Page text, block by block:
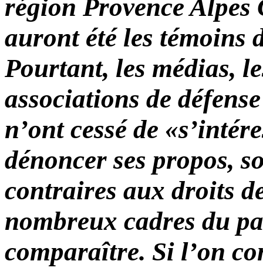
région Provence Alpes
auront été les témoins
Pourtant, les médias,
associations de
n’ont cessé de
dénoncer ses propos,
contraires aux droits
nombreux cadres du
comparaître. Si l’on